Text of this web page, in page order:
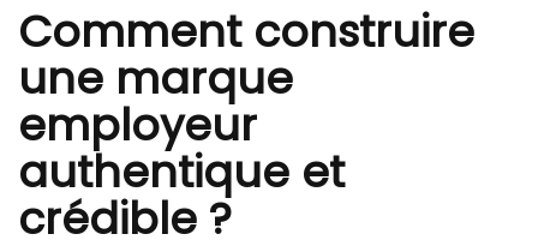
Comment construire
une marque
employeur
authentique et
crédible ?